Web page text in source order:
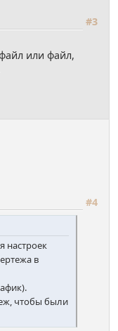
#3
или файл,
#4
настроек
в
чтобы были